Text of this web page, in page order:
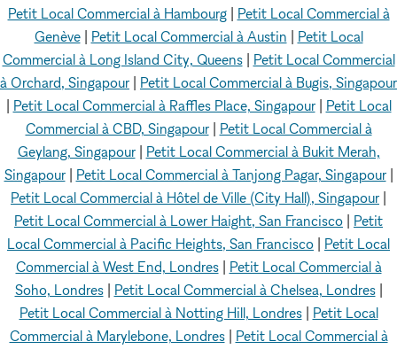
Petit Local Commercial à Hambourg| Petit Local Commercial à
Genève| Petit Local Commercial à Austin
Petit Local
Commercial à Long Island City, Queens| Petit Local Commercial
à Orchard, Singapour
Petit Local Commercial à Bugis, Singapour
Petit Local Commercial à Raffles Place, Singapour| Petit Local
Commercial à CBD, Singapour| Petit Local Commercial à
Geylang, Singapour| Petit Local Commercial à Bukit Merah,
Singapour| Petit Local Commercial à Tanjong Pagar, Singapour|
Petit Local Commercial à Hôtel de Ville (City Hall), Singapour
Petit Local Commercial à Lower Haight, San Francisco
Petit
Local Commercial à Pacific Heights, San Francisco
Petit Local
Commercial à West End, Londres| Petit Local Commercial à
Soho, Londres| Petit Local Commercial à Chelsea, Londres|
Petit Local Commercial à Notting Hill, Londres| Petit Local
Commercial à Marylebone, Londres| Petit Local Commercial à